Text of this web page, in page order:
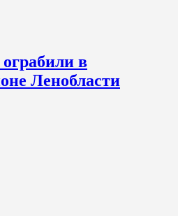
в
Ленобласти